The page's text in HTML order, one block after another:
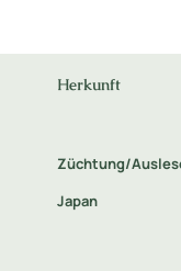
Herkunft
Züchtung/
Japan